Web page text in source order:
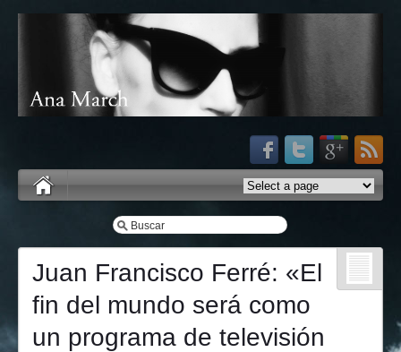
Juan Francisco Ferré: «El
fin del mundo será como
un programa de televisión